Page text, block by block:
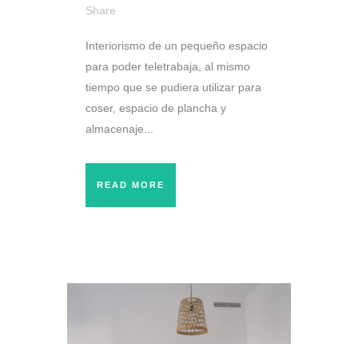
Share
Interiorismo de un pequeño espacio
para poder teletrabaja, al mismo
tiempo que se pudiera utilizar para
coser, espacio de plancha y
almacenaje...
READ MORE